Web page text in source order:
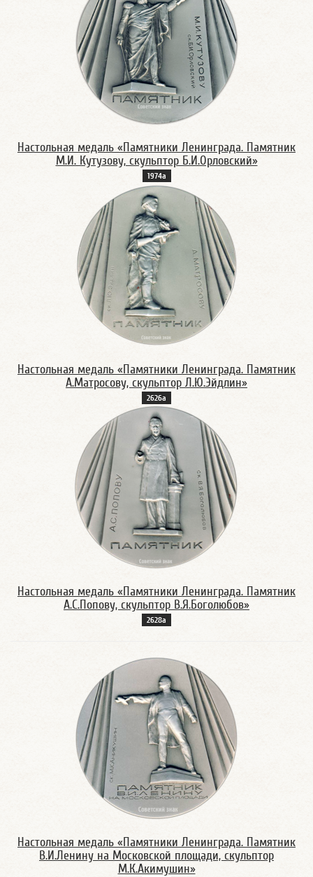
Настольная медаль «Памятники Ленинграда. Памятник
М.И. Кутузову, скульптор Б.И.Орловский»
1974а
Настольная медаль «Памятники Ленинграда. Памятник
А.Матросову, скульптор Л.Ю.Эйдлин»
2626а
Настольная медаль «Памятники Ленинграда. Памятник
А.С.Попову, скульптор В.Я.Боголюбов»
2628а
Настольная медаль «Памятники Ленинграда. Памятник
В.И.Ленину на Московской площади, скульптор
М.К.Акимушин»